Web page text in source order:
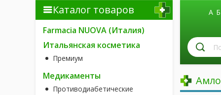
Каталог товаров
Farmacia NUOVA (Италия)
Итальянская косметика
Премиум
Медикаменты
Противодиабетические
А Б